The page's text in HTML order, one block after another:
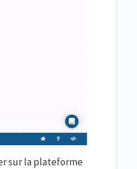
sur la plateforme